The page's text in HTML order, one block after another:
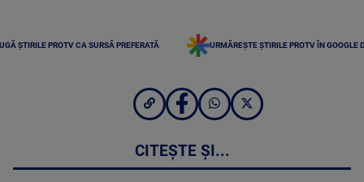
ȘTIRILE PROTV CA SURSĂ PREFERATĂ URMĂREȘTE ȘTIRILE PROTV ÎN GOOGLE
CITEȘTE ȘI...